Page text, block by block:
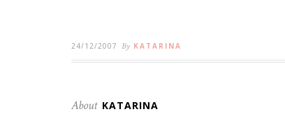
24/12/2007 By KATARINA
About KATARINA